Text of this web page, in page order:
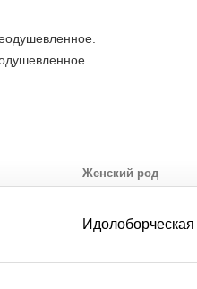
Женский род
Идолоборческая